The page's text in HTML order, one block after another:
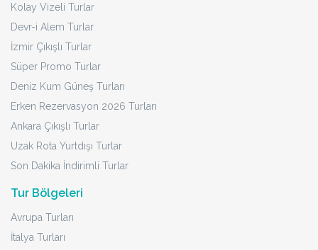
Kolay Vizeli Turlar
Devr-i Alem Turlar
İzmir Çıkışlı Turlar
Süper Promo Turlar
Deniz Kum Güneş Turları
Erken Rezervasyon 2026 Turları
Ankara Çıkışlı Turlar
Uzak Rota Yurtdışı Turlar
Son Dakika İndirimli Turlar
Tur Bölgeleri
Avrupa Turları
İtalya Turları